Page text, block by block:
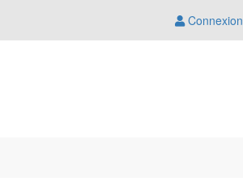
Connexion